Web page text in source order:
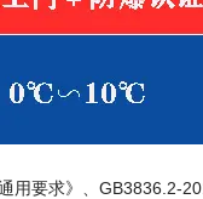
用要求》、GB3836.2-